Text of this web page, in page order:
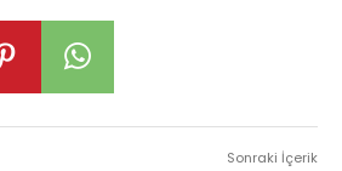
Sonraki İçerik